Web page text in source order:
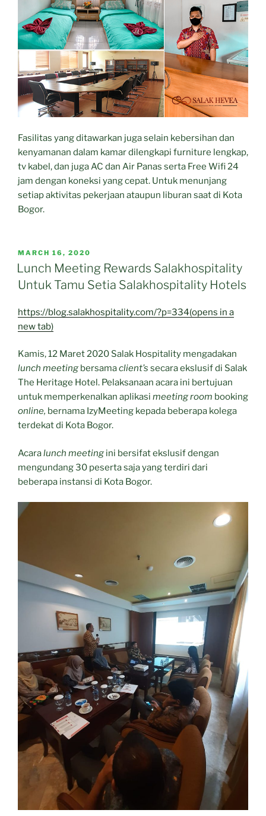
Fasilitas yang ditawarkan juga selain kebersihan dan
kenyamanan dalam kamar dilengkapi furniture lengkap,
tv kabel, dan juga AC dan Air Panas serta Free Wifi 24
jam dengan koneksi yang cepat. Untuk menunjang
setiap aktivitas pekerjaan ataupun liburan saat di Kota
Bogor.
POSTED
ON
MARCH 16, 2020
Lunch Meeting Rewards Salakhospitality
Untuk Tamu Setia Salakhospitality Hotels
https://blog.salakhospitality.com/?p=334‎(opens in a
new tab)
Kamis, 12 Maret 2020 Salak Hospitality mengadakan
lunch meeting bersamaclient’s secara ekslusif di Salak
The Heritage Hotel. Pelaksanaan acara ini bertujuan
untuk memperkenalkan aplikasi meeting room booking
online, bernama IzyMeeting kepada beberapa kolega
terdekat di Kota Bogor.
Acaralunch meeting ini bersifat ekslusif dengan
mengundang 30 peserta saja yang terdiri dari
beberapa instansi di Kota Bogor.